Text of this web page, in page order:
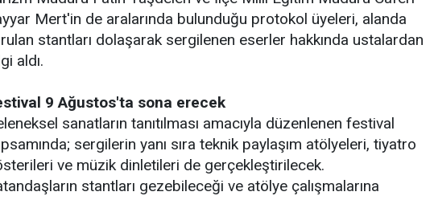
Mert'in de aralarında bulunduğu protokol üyeleri, alanda
stantları dolaşarak sergilenen eserler hakkında ustalardan
aldı.
9 Ağustos'ta sona erecek
sanatların tanıtılması amacıyla düzenlenen festival
sergilerin yanı sıra teknik paylaşım atölyeleri, tiyatro
ve müzik dinletileri de gerçekleştirilecek.
stantları gezebileceği ve atölye çalışmalarına